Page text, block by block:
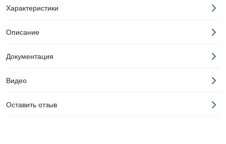
Характеристики
Описание
Документация
Видео
Оставить отзыв